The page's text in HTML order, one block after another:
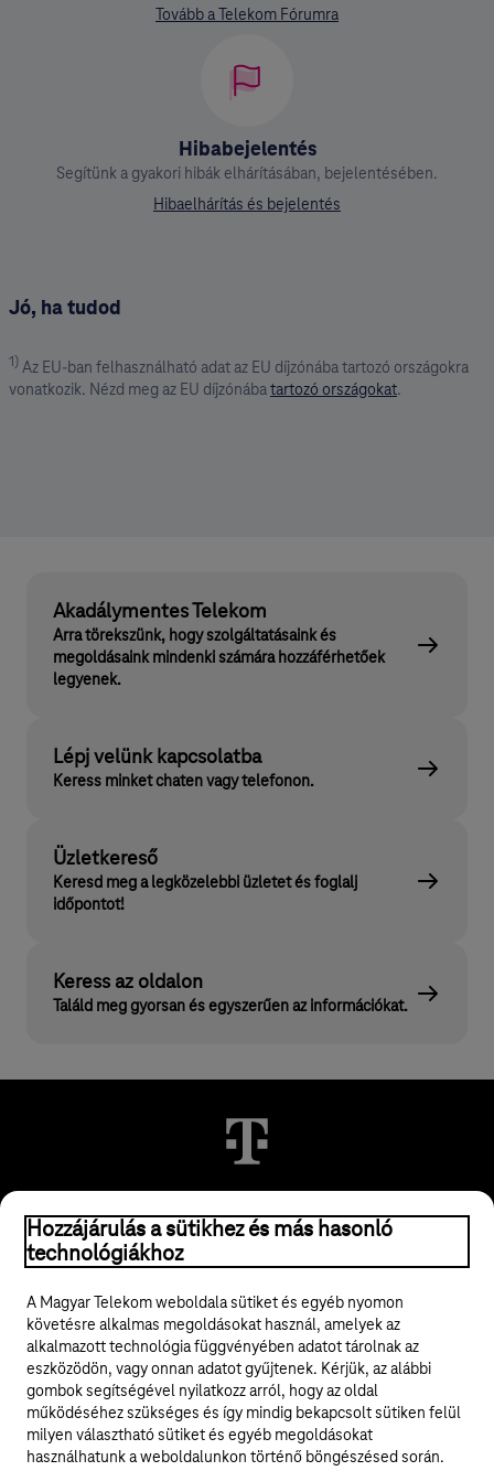
Tovább a Telekom Fórumra
Hibabejelentés
Segítünk a gyakori hibák elhárításában, bejelentésében.
Hibaelhárítás és bejelentés
Jó, ha tudod
1) Az EU-ban felhasználható adat az EU díjzónába tartozó országokra
vonatkozik. Nézd meg az EU díjzónábatartozó országokat.
Akadálymentes Telekom
Arra törekszünk, hogy szolgáltatásaink és
megoldásaink mindenki számára hozzáférhetőek
legyenek.
Lépj velünk kapcsolatba
Keress minket chaten vagy telefonon.
Üzletkereső
Keresd meg a legközelebbi üzletet és foglalj
időpontot!
Keress az oldalon
Találd meg gyorsan és egyszerűen az információkat.
© 2026 Magyar Telekom Nyrt.
ÁSZF
Adatvédelem
Felhívások
Hozzájárulás a sütikhez és más hasonló
technológiákhoz
A Magyar Telekom weboldala sütiket és egyéb nyomon
követésre alkalmas megoldásokat használ, amelyek az
alkalmazott technológia függvényében adatot tárolnak az
eszközödön, vagy onnan adatot gyűjtenek. Kérjük, az alábbi
gombok segítségével nyilatkozz arról, hogy az oldal
működéséhez szükséges és így mindig bekapcsolt sütiken felül
milyen választható sütiket és egyéb megoldásokat
használhatunk a weboldalunkon történő böngészésed során.